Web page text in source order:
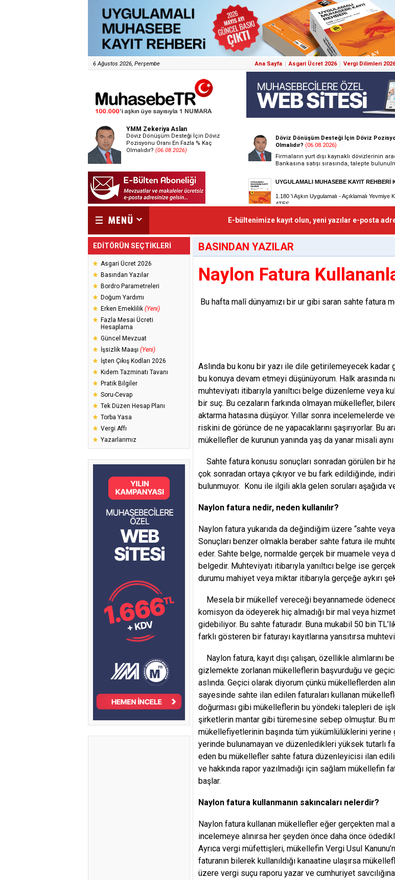
6 Ağustos 2026, Perşembe Ana Sayfa Asgari Ücret 2026 Vergi Dilimleri 2026
YMM Zekeriya Aslan
Döviz Dönüşüm Desteği İçin Döviz
Pozisyonu Oranı En Fazla % Kaç
Olmalıdır? (06.08.2026)
E-bültenimize kayıt olun, yeni yazılar e-posta
EDİTÖRÜN SEÇTİKLERİ
Asgari Ücret 2026
Basından Yazılar
Bordro Parametreleri
Doğum Yardımı
Erken Emeklilik (Yeni)
Fazla Mesai Ücreti
Hesaplama
Güncel Mevzuat
İşsizlik Maaşı (Yeni)
İşten Çıkış Kodları 2026
Kıdem Tazminatı Tavanı
Pratik Bilgiler
Soru-Cevap
Tek Düzen Hesap Planı
Torba Yasa
Vergi Affı
Yazarlarımız
BASINDAN YAZILAR
Naylon Fatura
Bu hafta malî dünyamızı bir ur gibi saran sahte
Aslında bu konu bir yazı ile dile getirilemeyecek
bu konuya devam etmeyi düşünüyorum. Halk arasında
muhteviyatı itibarıyla yanıltıcı belge düzenleme veya
bir suç. Bu cezaların farkında olmayan mükellefler,
aktarma hatasına düşüyor. Yıllar sonra incelemelerde
riskini de görünce de ne yapacaklarını şaşırıyorlar. Bu
mükellefler de kurunun yanında yaş da yanar misali
Sahte fatura konusu sonuçları sonradan görülen bir
çok sonradan ortaya çıkıyor ve bu fark edildiğinde,
bulunmuyor. Konu ile ilgili akla gelen soruları aşağıda
Naylon fatura nedir, neden kullanılır?
Naylon fatura yukarıda da değindiğim üzere “sahte
Sonuçları benzer olmakla beraber sahte fatura ile
eder. Sahte belge, normalde gerçek bir muamele veya
belgedir. Muhteviyatı itibarıyla yanıltıcı belge ise
durumu mahiyet veya miktar itibarıyla gerçeğe aykırı
Mesela bir mükellef vereceği beyannamede
komisyon da ödeyerek hiç almadığı bir mal veya
gidebiliyor. Bu sahte faturadır. Buna mukabil 50 bin
farklı gösteren bir faturayı kayıtlarına yansıtırsa
Naylon fatura, kayıt dışı çalışan, özellikle alımlarını
gizlemekte zorlanan mükelleflerin başvurduğu ve
aslında. Geçici olarak diyorum çünkü mükelleflerden
sayesinde sahte ilan edilen faturaları kullanan
doğurması gibi mükelleflerin bu yöndeki talepleri de
şirketlerin mantar gibi türemesine sebep olmuştur. Bu
mükellefiyetlerinin başında tüm yükümlülüklerini
yerinde bulunamayan ve düzenledikleri yüksek tutarlı
eden bu mükellefler sahte fatura düzenleyicisi ilan
ve hakkında rapor yazılmadığı için sağlam mükellefin
başlar.
Naylon fatura kullanmanın sakıncaları nelerdir?
Naylon fatura kullanan mükellefler eğer gerçekten mal
incelemeye alınırsa her şeyden önce daha önce
Ayrıca vergi müfettişleri, mükellefin Vergi Usul
faturanın bilerek kullanıldığı kanaatine ulaşırsa
üzere vergi suçu raporu yazar ve cumhuriyet